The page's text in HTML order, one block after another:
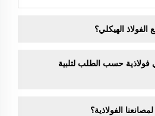
الهيكلي؟
حسب الطلب لتلبية
الفولاذية؟